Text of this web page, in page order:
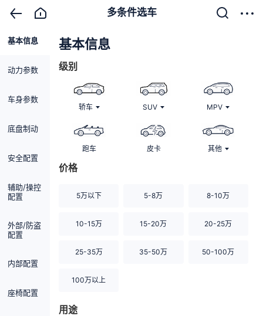
多条件选车
基本信息
动力参数
车身参数
底盘制动
安全配置
辅助/操控
配置
外部/防盗
配置
内部配置
座椅配置
基本信息
级别
轿车 SUV MPV
跑车 皮卡 其他
价格
5万以下 5-8万 8-10万
10-15万 15-20万 20-25万
25-35万 35-50万 50-100万
100万以上
用途